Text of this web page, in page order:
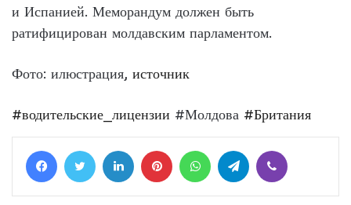
и Испанией. Меморандум должен быть
ратифицирован молдавским парламентом.
Фото: илюстрация, источник
#водительские_лицензии #Молдова #Британия
FacebookTwitter LinkedIn Pinterest WhatsAppTelegram